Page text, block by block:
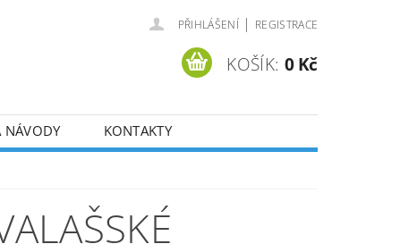
PŘIHLÁŠENÍ | REGISTRACE
KOŠÍK: 0 Kč
NÁVODY KONTAKTY